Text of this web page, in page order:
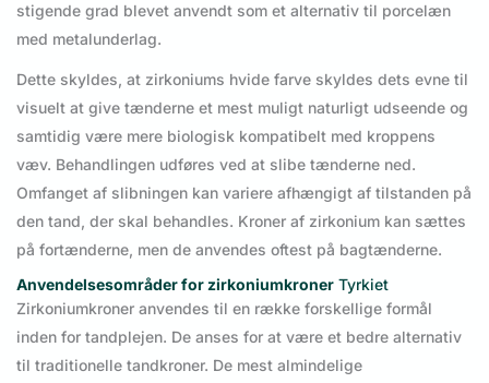
stigende grad blevet anvendt som et alternativ til porcelæn
med metalunderlag.
Dette skyldes, at zirkoniums hvide farve skyldes dets evne til
visuelt at give tænderne et mest muligt naturligt udseende og
samtidig være mere biologisk kompatibelt med kroppens
væv. Behandlingen udføres ved at slibe tænderne ned.
Omfanget af slibningen kan variere afhængigt af tilstanden på
den tand, der skal behandles. Kroner af zirkonium kan sættes
på fortænderne, men de anvendes oftest på bagtænderne.
Anvendelsesområder for zirkoniumkroner Tyrkiet
Zirkoniumkroner anvendes til en række forskellige formål
inden for tandplejen. De anses for at være et bedre alternativ
til traditionelle tandkroner. De mest almindelige